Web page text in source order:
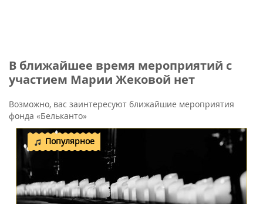
В ближайшее время мероприятий с
участием Марии Жековой нет
Возможно, вас заинтересуют ближайшие мероприятия
фонда «Бельканто»
Популярное